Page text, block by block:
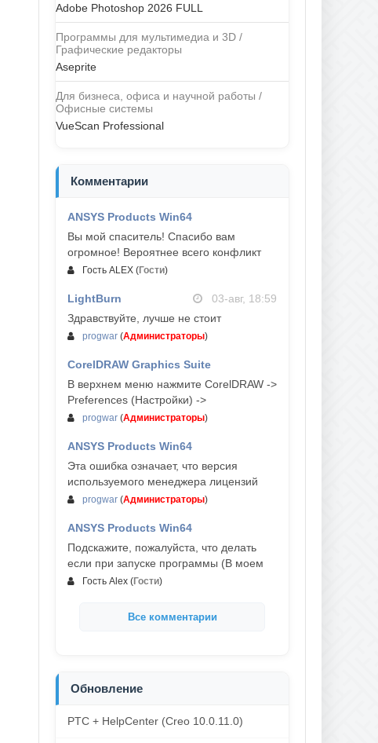
Adobe Photoshop 2026 FULL
Программы для мультимедиа и 3D /
Графические редакторы
Aseprite
Для бизнеса, офиса и научной работы /
Офисные системы
VueScan Professional
Комментарии
ANSYS Products Win64
Вы мой спаситель! Спасибо вам
огромное! Вероятнее всего конфликт
Гость ALEX (Гости)
LightBurn
03-авг, 18:59
Здравствуйте, лучше не стоит
progwar (Администраторы)
CorelDRAW Graphics Suite
03-авг, 18:58
В верхнем меню нажмите CorelDRAW ->
Preferences (Настройки) ->
progwar (Администраторы)
ANSYS Products Win64
Эта ошибка означает, что версия
используемого менеджера лицензий
progwar (Администраторы)
ANSYS Products Win64
Подскажите, пожалуйста, что делать
если при запуске программы (В моем
Гость Alex (Гости)
Все комментарии
Обновление
PTC + HelpCenter (Creo 10.0.11.0)